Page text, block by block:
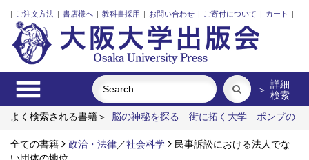
| ご注文方法 | 書店様へ | 教科書採用 | お問い合わせ | ご寄付について | カート |
＞ 詳細
検索
よく検索される書籍＞
脳の神秘を探る 街に拓く大学
ポンプの
ビーム
食べる
全ての書籍 政治・法律／社会科学
民事訴訟における法人でな
い団体の地位